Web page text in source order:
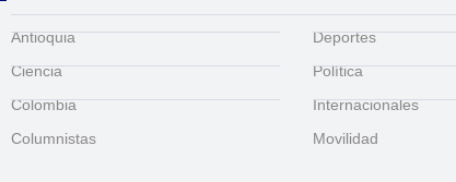
Antioquia
Ciencia
Colombia
Columnistas
Deportes
Política
Internacionales
Movilidad